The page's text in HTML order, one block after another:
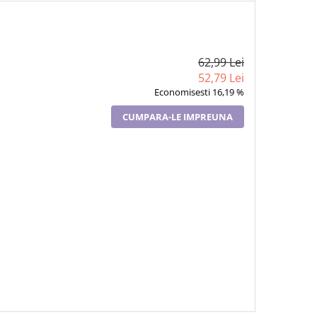
62,99 Lei
52,79 Lei
Economisesti 16,19 %
CUMPARA-LE IMPREUNA